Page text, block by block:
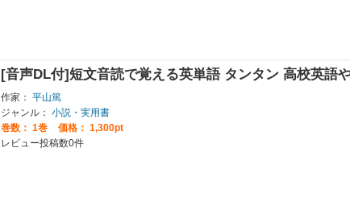
[音声DL付]短文音読で覚える英単語 タンタン 高校英語
作家： 平山篤
ジャンル： 小説・実用書
巻数： 1巻
価格： 1,300pt
レビュー投稿数0件